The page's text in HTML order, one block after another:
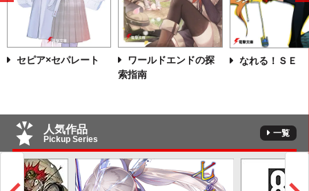
セピア×セパレート
ワールドエンドの探
索指南
なれる！ＳＥ
人気作品
Pickup Series
一覧